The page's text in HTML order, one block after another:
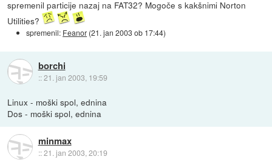
spremenil particije nazaj na FAT32? Mogoče s kakšnimi Norton
Utilities?
spremenil: Feanor (21. jan 2003 ob 17:44)
borchi
::21. jan 2003, 19:59
Linux - moški spol, ednina
Dos - moški spol, ednina
minmax
::21. jan 2003, 20:19